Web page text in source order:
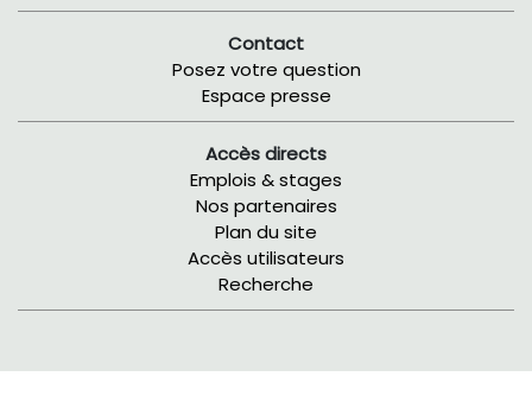
Contact
Posez votre question
Espace presse
Accès directs
Emplois & stages
Nos partenaires
Plan du site
Accès utilisateurs
Recherche